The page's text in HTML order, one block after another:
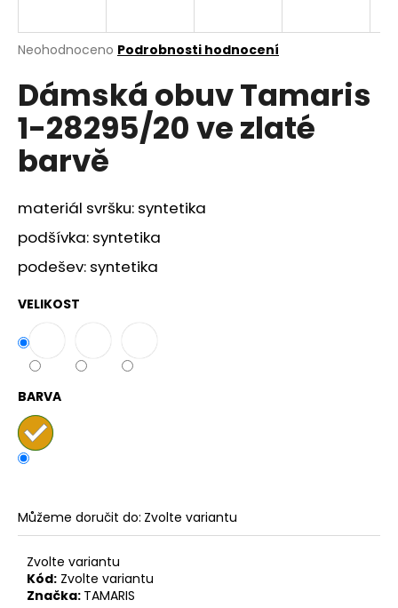
Průměrné
produktu
je
0,0
5
hvězdiček.
Neohodnoceno Podrobnosti hodnocení
Dámská obuv Tamaris
1-28295/20 ve zlaté
barvě
materiál svršku: syntetika
podšívka: syntetika
podešev: syntetika
VELIKOST
BARVA
Můžeme doručit do: Zvolte variantu
Zvolte variantu
Kód: Zvolte variantu
Značka: TAMARIS
j
t
?
HLEDAT
D
o
o
č
u
j
e
NAZOUVÁKY
ŽABKY
INBLU